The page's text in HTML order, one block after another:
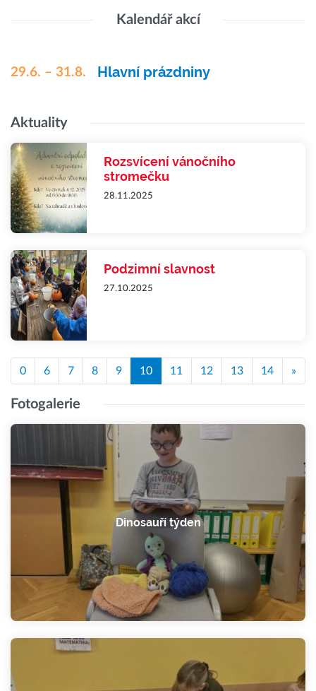
Kalendář akcí
29.6. – 31.8. Hlavní prázdniny
Aktuality
Rozsvícení vánočního
stromečku
28.11.2025
Podzimní slavnost
27.10.2025
0 6 7 8 9 10 11 12 13 14 »
Fotogalerie
Dinosauří týden